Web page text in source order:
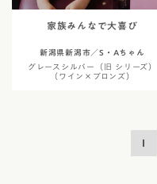
家族みんなで大喜び
新潟県新潟市／S・Aちゃん
グレースシルバー（旧 シリーズ）
（ワイン×ブロンズ）